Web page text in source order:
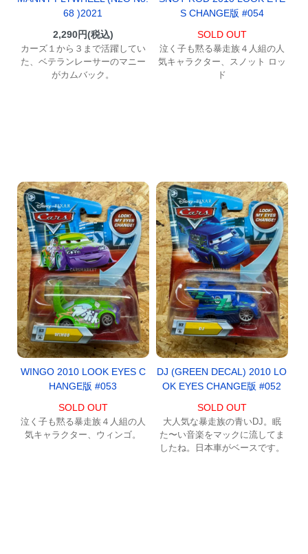
68 )2021
2,290円(税込)
カーズ１から３まで活躍してい
た、ベテランレーサーのマニー
がカムバック。
S CHANGE版 #054
SOLD OUT
泣く子も黙る暴走族４人組の人
気キャラクター、スノット ロッ
ド
WINGO 2010 LOOK EYES C
HANGE版 #053
SOLD OUT
泣く子も黙る暴走族４人組の人
気キャラクター、ウィンゴ。
DJ (GREEN DECAL) 2010 LO
OK EYES CHANGE版 #052
SOLD OUT
大人気な暴走族の青いDJ。眠
た〜い音楽をマックに流してま
したね。日本車がベースです。